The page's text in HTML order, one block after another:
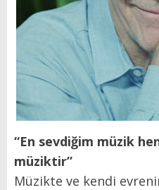
“En sevdiğim müzik
müziktir”
Müzikte ve kendi